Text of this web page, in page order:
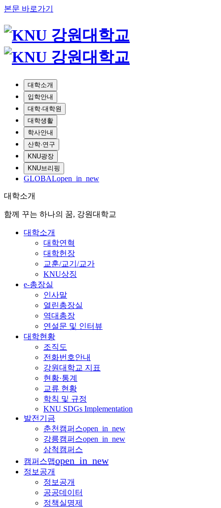
본문 바로가기
대학소개
입학안내
대학·대학원
대학생활
학사안내
산학·연구
KNU광장
KNU브리핑
GLOBALopen_in_new
대학소개
함께 꾸는 하나의 꿈, 강원대학교
대학소개
대학연혁
대학헌장
교훈/교기/교가
KNU상징
e-총장실
인사말
열린총장실
역대총장
연설문 및 인터뷰
대학현황
조직도
전화번호안내
강원대학교 지표
현황·통계
교류 현황
학칙 및 규정
KNU SDGs Implementation
발전기금
춘천캠퍼스open_in_new
강릉캠퍼스open_in_new
삼척캠퍼스
캠퍼스맵open_in_new
정보공개
정보공개
공공데이터
정책실명제